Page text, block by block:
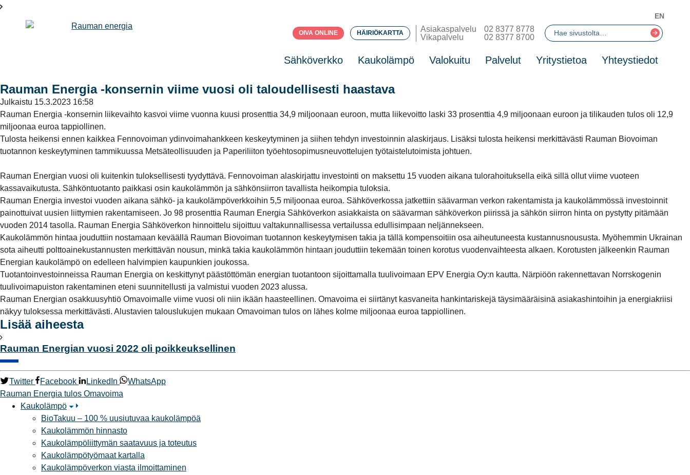
OIVA ONLINE HÄIRIÖKARTTA Asiakaspalvelu
02 8377 8778
Vikapalvelu
02 8377 8700
Sähköverkko Kaukolämpö Valokuitu Palvelut Yritystietoa Yhteystiedot
EN
Rauman Energia -konsernin viime vuosi oli taloudellisesti haastava
Julkaistu 15.3.2023 16:58
Rauman Energia -konsernin liikevaihto kasvoi viime vuonna kuusi prosenttia 34,9 miljoonaan euroon, mutta liikevoitto laski 33 prosenttia 4,9 miljoonaan euroon ja tilikauden tulos oli 12,9
miljoonaa euroa tappiollinen.
Tulosta heikensi ennen kaikkea Fennovoiman ydinvoimahankkeen keskeytyminen ja siihen tehdyn investoinnin alaskirjaus. Lisäksi tulosta heikensi merkittävästi Rauman Biovoiman
tuotannon keskeytyminen tammikuussa Metsäteollisuuden ja Paperiliiton työehtosopimusneuvottelujen työtaistelutoimista johtuen.
Rauman Energian vuosi oli kuitenkin tuloksellisesti tyydyttävä. Fennovoiman alaskirjattu investointi on maksettu 15 vuoden aikana tulorahoituksella eikä sillä ollut viime vuoteen
kassavaikutusta. Sähköntuotanto paikkasi osin kaukolämmön ja sähkönsiirron tavallista heikompia tuloksia.
Rauman Energia investoi vuoden aikana sähkö- ja kaukolämpöverkkoihin 5,5 miljoonaa euroa. Sähköverkossa jatkettiin säävarman verkon rakentamista ja kaukolämmössä investoinnit
painottuivat uusien liittymien rakentamiseen. Jo 98 prosenttia Rauman Energia Sähköverkon asiakkaista on säävarman sähköverkon piirissä ja sähkön siirron hinta on pystytty pitämään
vuoden 2014 tasolla. Rauman Energia Sähköverkon hinnoittelu sijoittuu valtakunnallisessa vertailussa edullisimpaan neljännekseen.
Kaukolämmön hintaa jouduttiin nostamaan keväällä Rauman Biovoiman tuotannon keskeytymisen takia ja tällä kompensoitiin osa aiheutuneesta kustannusnoususta. Myöhemmin Ukrainan
sota aiheutti polttoainekustannusten merkittävän nousun, minkä takia kaukolämmön hintaan jouduttiin tekemään toinen korotus vuodenvaihteesta alkaen. Korotusten jälkeenkin Rauman
Energian kaukolämpö on edelleen halvimpien kaupunkien joukossa.
Tuotantoinvestoinneissa Rauman Energia on keskittynyt päästöttömän energian tuotantoon sijoittamalla tuulivoimaan EPV Energia Oy:n kautta. Närpiöön rakennettavan Norrskogenin
tuulivoimapuiston rakentaminen eteni suunnitellusti ja valmistui vuoden 2023 alussa.
Rauman Energian osakkuusyhtiö Omavoimalle viime vuosi oli niin ikään haasteellinen. Omavoima ei siirtänyt kasvaneita hankintariskejä täysimääräisinä asiakashintoihin ja energiakriisi
näkyy tuloksessa merkittävästi. Alustavien talouslukujen mukaan Omavoiman tulos on lähes kolme miljoonaa euroa tappiollinen.
Lisää aiheesta
Rauman Energian vuosi 2022 oli poikkeuksellinen
Twitter Facebook LinkedIn
WhatsApp
Rauman Energia tulos Omavoima
Kaukolämpö
BioTakuu – 100 % uusiutuvaa kaukolämpöä
Kaukolämmön hinnasto
Kaukolämpöliittymän saatavuus ja toteutus
Kaukolämpötyömaat kartalla
Kaukolämpöverkon viasta ilmoittaminen